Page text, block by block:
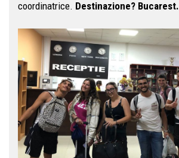
coordinatrice. Destinazione? Bucarest.